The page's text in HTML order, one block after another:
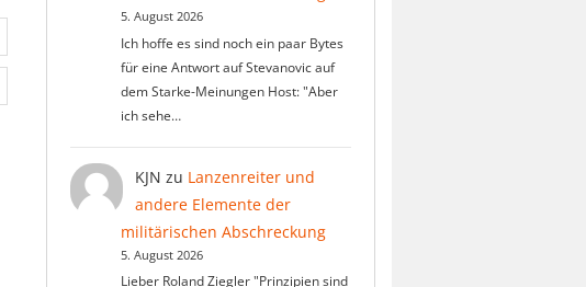
5. August 2026
Ich hoffe es sind noch ein paar Bytes
für eine Antwort auf Stevanovic auf
dem Starke-Meinungen Host: "Aber
ich sehe…
KJN zu Lanzenreiter und
andere Elemente der
militärischen Abschreckung
5. August 2026
Lieber Roland Ziegler "Prinzipien sind